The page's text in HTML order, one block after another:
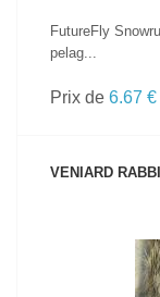
FutureFly
pelag...
Prix de 6.67 €
VENIARD